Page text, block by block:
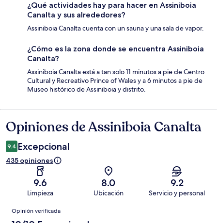
¿Qué actividades hay para hacer en Assiniboia
Canalta y sus alrededores?
Assiniboia Canalta cuenta con un sauna y una sala de vapor.
¿Cómo es la zona donde se encuentra Assiniboia
Canalta?
Assiniboia Canalta está a tan solo 11 minutos a pie de Centro
Cultural y Recreativo Prince of Wales y a 6 minutos a pie de
Museo histórico de Assiniboia y distrito.
Opiniones
Opiniones de Assiniboia Canalta
9.4 Excepcional
435 opiniones
9.6
Limpieza
8.0
Ubicación
9.2
Servicio y personal
Opiniones
Opinión verificada